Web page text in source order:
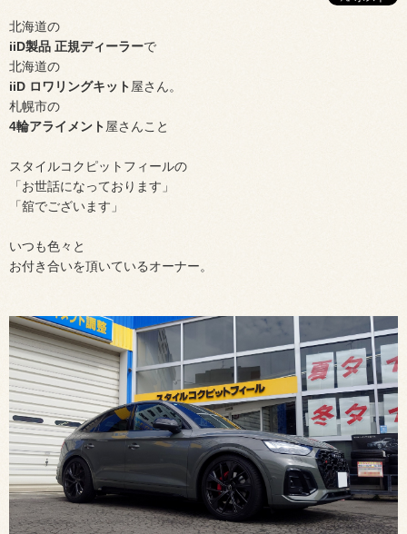
北海道の
iiD製品 正規ディーラーで
北海道の
iiD ロワリングキット屋さん。
札幌市の
4輪アライメント屋さんこと
スタイルコクピットフィールの
「お世話になっております」
「舘でございます」
いつも色々と
お付き合いを頂いているオーナー。